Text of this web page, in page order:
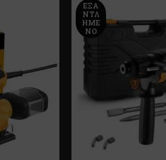
ΕΞΑ
ΝΤΛ
ΗΜΈ
ΝΟ